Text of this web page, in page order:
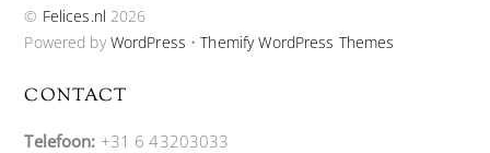
© Felices.nl 2026
Powered byWordPress •Themify WordPress Themes
CONTACT
Telefoon: +31 6 43203033